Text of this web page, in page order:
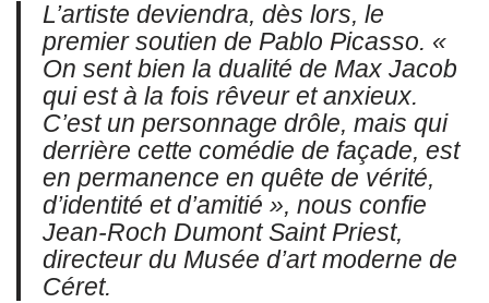
L’artiste deviendra, dès lors, le
premier soutien de Pablo Picasso. «
On sent bien la dualité de Max Jacob
qui est à la fois rêveur et anxieux.
C’est un personnage drôle, mais qui
derrière cette comédie de façade, est
en permanence en quête de vérité,
d’identité et d’amitié », nous confie
Jean-Roch Dumont Saint Priest,
directeur du Musée d’art moderne de
Céret.